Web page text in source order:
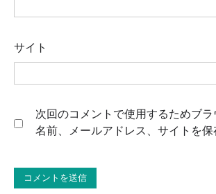
サイト
次回のコメントで使用するためブ
名前、メールアドレス、サイトを保